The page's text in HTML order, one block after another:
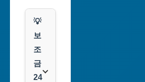
💡
보
조
금
24